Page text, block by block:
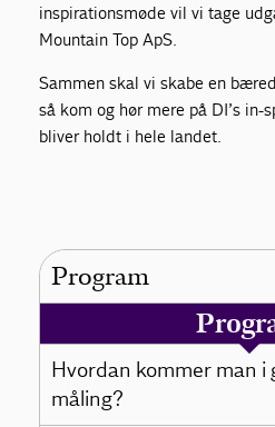
inspirationsmøde vil vi tage
Mountain Top ApS.
Sammen skal vi skabe en
så kom og hør mere på DI’s in-
bliver holdt i hele landet.
Program
Hvordan kommer man i
måling?